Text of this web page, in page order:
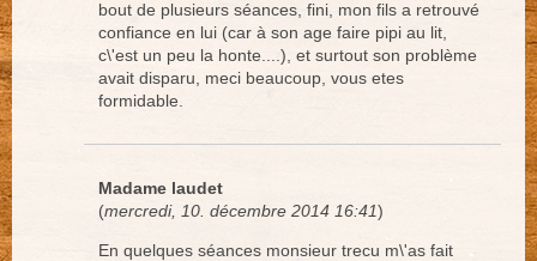
bout de plusieurs séances, fini, mon fils a retrouvé
confiance en lui (car à son age faire pipi au lit,
c\'est un peu la honte....), et surtout son problème
avait disparu, meci beaucoup, vous etes
formidable.
Madame laudet
(mercredi, 10. décembre 2014 16:41)
En quelques séances monsieur trecu m\'as fait